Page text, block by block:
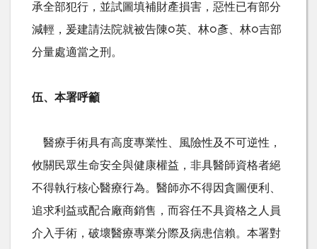
承全部犯行，並試圖填補財產損害，惡性已有部分
減輕，爰建請法院就被告陳○英、林○彥、林○吉部
分量處適當之刑。
伍、本署呼籲
醫療手術具有高度專業性、風險性及不可逆性，
攸關民眾生命安全與健康權益，非具醫師資格者絕
不得執行核心醫療行為。醫師亦不得因貪圖便利、
追求利益或配合廠商銷售，而容任不具資格之人員
介入手術，破壞醫療專業分際及病患信賴。本署對